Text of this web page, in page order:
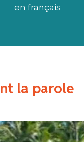
en français
la parole